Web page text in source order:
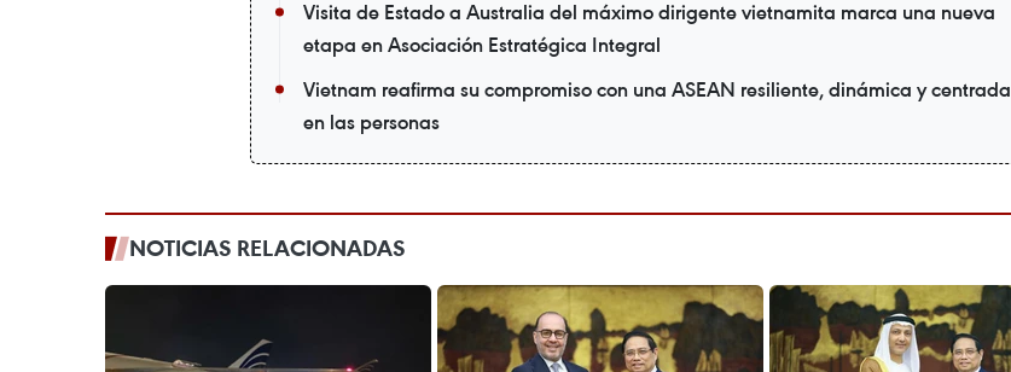
Visita de Estado a Australia del máximo dirigente vietnamita marca una nueva
etapa en Asociación Estratégica Integral
Vietnam reafirma su compromiso con una ASEAN resiliente, dinámica y centrada
en las personas
NOTICIAS RELACIONADAS